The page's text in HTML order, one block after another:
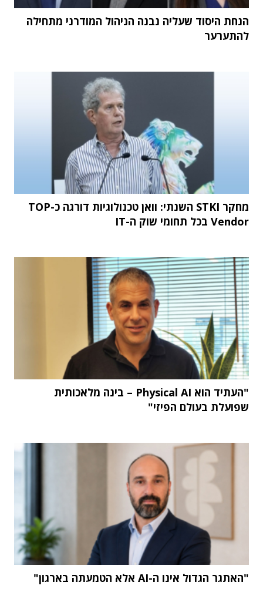
הנחת היסוד שעליה נבנה הניהול המודרני מתחילה
להתערער
מחקר STKI השנתי: וואן טכנולוגיות דורגה כ-TOP
Vendor בכל תחומי שוק ה-IT
"העתיד הוא Physical AI – בינה מלאכותית
שפועלת בעולם הפיזי"
"האתגר הגדול אינו ה-AI אלא הטמעתה בארגון"